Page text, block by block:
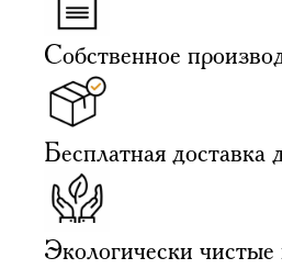
Собственное
Бесплатная
Экологически